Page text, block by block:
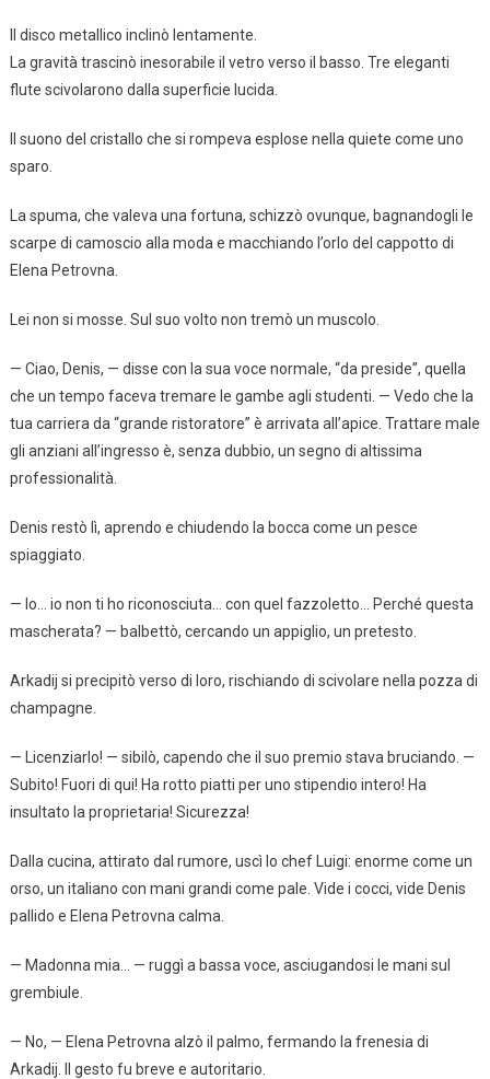
Il disco metallico inclinò lentamente.
La gravità trascinò inesorabile il vetro verso il basso. Tre eleganti
flute scivolarono dalla superficie lucida.
Il suono del cristallo che si rompeva esplose nella quiete come uno
sparo.
La spuma, che valeva una fortuna, schizzò ovunque, bagnandogli le
scarpe di camoscio alla moda e macchiando l’orlo del cappotto di
Elena Petrovna.
Lei non si mosse. Sul suo volto non tremò un muscolo.
— Ciao, Denis, — disse con la sua voce normale, “da preside”, quella
che un tempo faceva tremare le gambe agli studenti. — Vedo che la
tua carriera da “grande ristoratore” è arrivata all’apice. Trattare male
gli anziani all’ingresso è, senza dubbio, un segno di altissima
professionalità.
Denis restò lì, aprendo e chiudendo la bocca come un pesce
spiaggiato.
— Io… io non ti ho riconosciuta… con quel fazzoletto… Perché questa
mascherata? — balbettò, cercando un appiglio, un pretesto.
Arkadij si precipitò verso di loro, rischiando di scivolare nella pozza di
champagne.
— Licenziarlo! — sibilò, capendo che il suo premio stava bruciando. —
Subito! Fuori di qui! Ha rotto piatti per uno stipendio intero! Ha
insultato la proprietaria! Sicurezza!
Dalla cucina, attirato dal rumore, uscì lo chef Luigi: enorme come un
orso, un italiano con mani grandi come pale. Vide i cocci, vide Denis
pallido e Elena Petrovna calma.
— Madonna mia… — ruggì a bassa voce, asciugandosi le mani sul
grembiule.
— No, — Elena Petrovna alzò il palmo, fermando la frenesia di
Arkadij. Il gesto fu breve e autoritario.